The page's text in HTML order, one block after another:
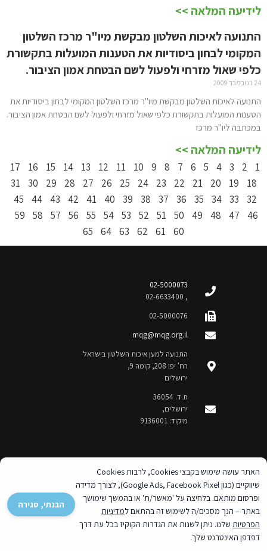
לידיעה המלאה >>
התנועה לאיכות השלטון מבקשת מיו"ר מרכז השלטון
המקומי לבחון ביסודיות את הטענות המועלות בתקשורת
כלפי שאול מזרחי ולפעול לשם הבטחת אמון הציבור.
24 בנובמבר 2009
התנועה לאיכות השלטון מבקשת מיו"ר מרכז השלטון המקומי לבחון ביסודיות את
הטענות המועלות בתקשורת כלפי שאול מזרחי ולפעול לשם הבטחת אמון הציבור.
במכתבה ליו"ר מרכז
לידיעה המלאה >>
1
2
3
4
5
6
7
8
9
10
11
12
13
14
15
16
17
18
19
20
21
22
23
24
25
26
27
28
29
30
31
32
33
34
35
36
37
38
39
40
41
42
43
44
45
46
47
48
49
50
51
52
53
54
55
56
57
58
59
60
61
62
63
64
65
02-5000073
, 02-6633400
02-5000076
mqg@mqg.org.il
התנועה למען איכות השלטון בישראל
רח' יפו 208, קומה 9,
ירושלים
ת.ד. 36054
ירושלים,
מיקוד: 9136001
פעילות משפטית
פעילות כלכלית
פעילויות
מונציפאלית
מדיניות וחקיקה
מאגר מידע
משפטי
מאגר מידע כלכלי
הודעות לעיתונות
הבנתי, סגירה
האתר עושה שימוש בקבצי Cookies, לרבות Cookies
שיווקיים (כגון Google Ads, Facebook Pixel), לצורך מדידה
ופרסום מותאם. בלחיצה על 'מאשר/ת' או בהמשך שימושך
באתר – הנך מסכים/ה לשימוש זה בהתאם למדיניות
הפרטיות שלנו. ניתן לשנות את הגדרות הקוקיז בכל עת דרך
דפדפן האינטרנט שלך.